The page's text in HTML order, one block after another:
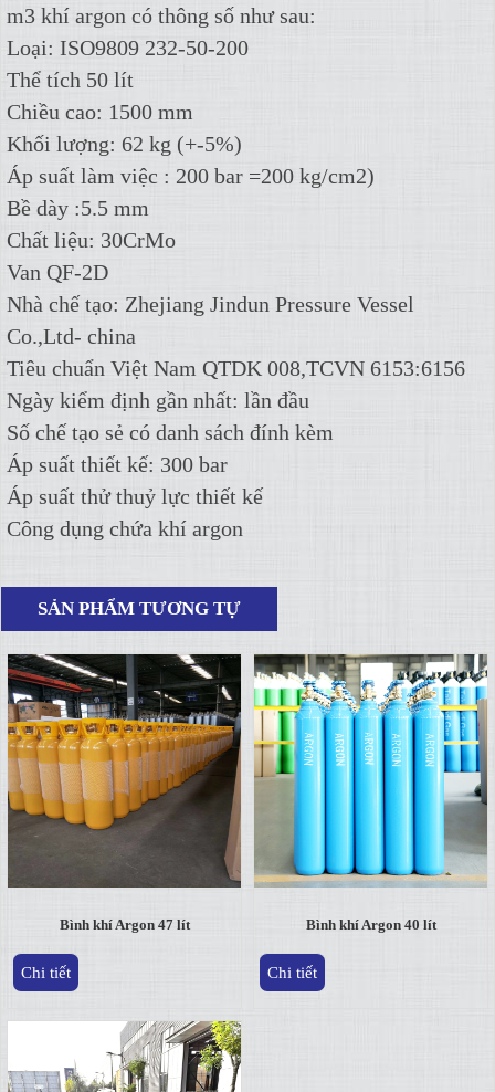
m3 khí argon có thông số như sau:
Loại: ISO9809 232-50-200
Thể tích 50 lít
Chiều cao: 1500 mm
Khối lượng: 62 kg (+-5%)
Áp suất làm việc : 200 bar =200 kg/cm2)
Bề dày :5.5 mm
Chất liệu: 30CrMo
Van QF-2D
Nhà chế tạo: Zhejiang Jindun Pressure Vessel
Co.,Ltd- china
Tiêu chuẩn Việt Nam QTDK 008,TCVN 6153:6156
Ngày kiểm định gần nhất: lần đầu
Số chế tạo sẻ có danh sách đính kèm
Áp suất thiết kế: 300 bar
Áp suất thử thuỷ lực thiết kế
Công dụng chứa khí argon
SẢN PHẨM TƯƠNG TỰ
Bình khí Argon 47 lít
Chi tiết
Bình khí Argon 40 lít
Chi tiết